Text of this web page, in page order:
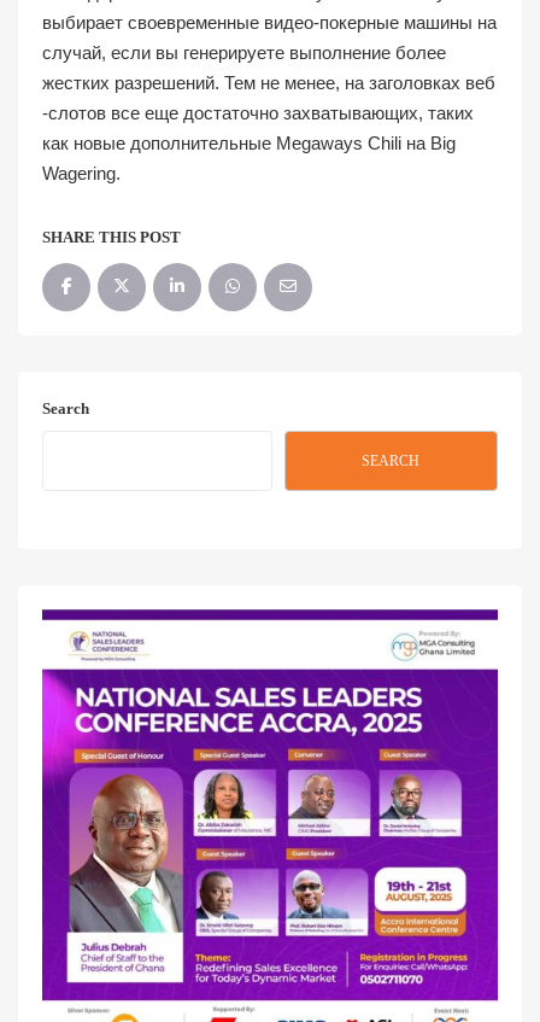
выбирает своевременные видео-покерные машины на
случай, если вы генерируете выполнение более
жестких разрешений. Тем не менее, на заголовках веб
-слотов все еще достаточно захватывающих, таких
как новые дополнительные Megaways Chili на Big
Wagering.
SHARE THIS POST
Search
SEARCH